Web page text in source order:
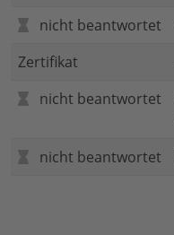
nicht beantwortet
Zertifikat
nicht beantwortet
nicht beantwortet